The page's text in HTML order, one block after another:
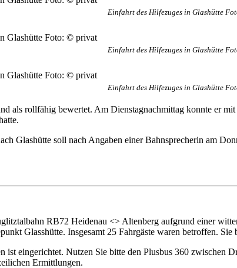
Einfahrt des Hilfezuges in Glashütte
Einfahrt des Hilfezuges in Glashütte
Einfahrt des Hilfezuges in Glashütte
als rollfähig bewertet. Am Dienstagnachmittag konnte er
Glashütte soll nach Angaben einer Bahnsprecherin am
RB72 Heidenau <> Altenberg aufgrund einer
Glasshütte. Insgesamt 25 Fahrgäste waren betroffen.
ist eingerichtet. Nutzen Sie bitte den Plusbus 360
Ermittlungen.